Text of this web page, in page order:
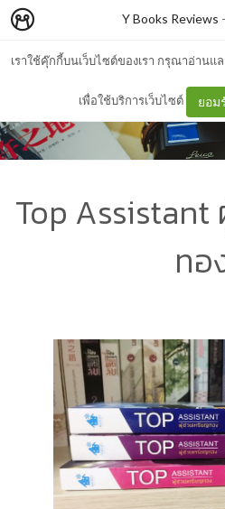
เราใช้คุ๊กกี้บนเว็บไซต์ของเรา กรุณาอ่านแ
เพื่อใช้บริการเว็บไซต์ ยอม
Y Books Reviews
Top
ทอ